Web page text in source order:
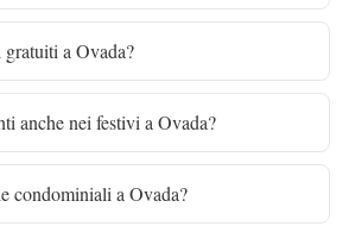
a Ovada?
anche nei festivi a Ovada?
condominiali a Ovada?